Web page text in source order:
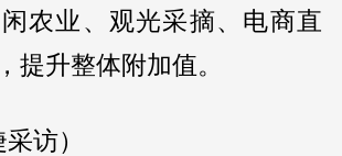
农业、观光采摘、电商直
提升整体附加值。
访）